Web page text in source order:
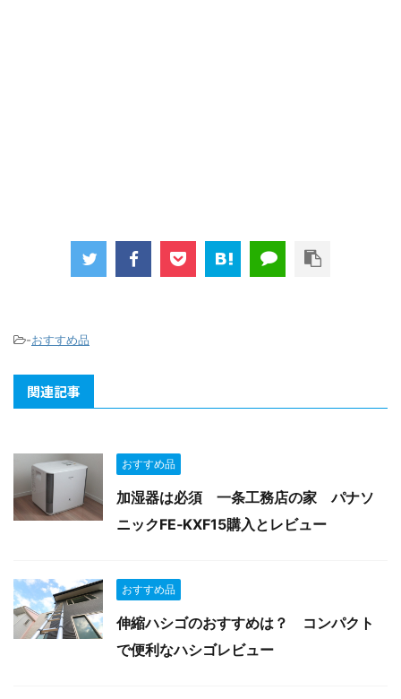
-おすすめ品
関連記事
おすすめ品
加湿器は必須 一条工務店の家 パナソ
ニックFE‐KXF15購入とレビュー
おすすめ品
伸縮ハシゴのおすすめは？ コンパクト
で便利なハシゴレビュー